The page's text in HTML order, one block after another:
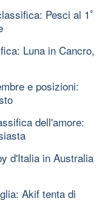
Pesci al 1ﾟ
Luna in Cancro,
e posizioni:
dell'amore:
d'Italia in Australia
Akif tenta di